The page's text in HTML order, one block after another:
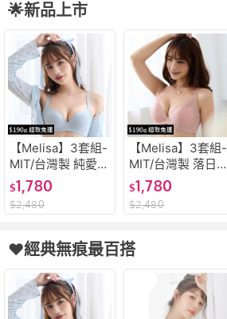
🌟新品上市
【Melisa】3套組-
MIT/台灣製 純愛哲
學 軟鋼圈 無痕 集
中包覆 超柔細纖維
ABC杯 內衣內褲
$1,780
$2,480
【Melisa】3套組-
MIT/台灣製 落日淺
調 軟鋼圈 吸濕排
汗 集中爆乳 舒適
內襯 ABC杯 內衣
$1,780
$2,480
❤經典無痕最百搭